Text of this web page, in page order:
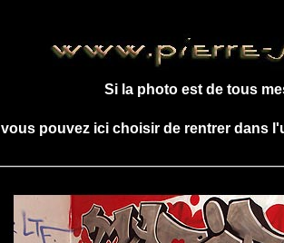
Si la photo est de tous
vous pouvez ici choisir de rentrer dans